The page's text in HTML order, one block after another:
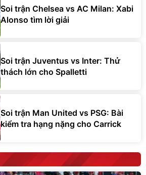
Soi trận Chelsea vs AC Milan: Xabi
Alonso tìm lời giải
Soi trận Juventus vs Inter: Thử
thách lớn cho Spalletti
Soi trận Man United vs PSG: Bài
kiểm tra hạng nặng cho Carrick